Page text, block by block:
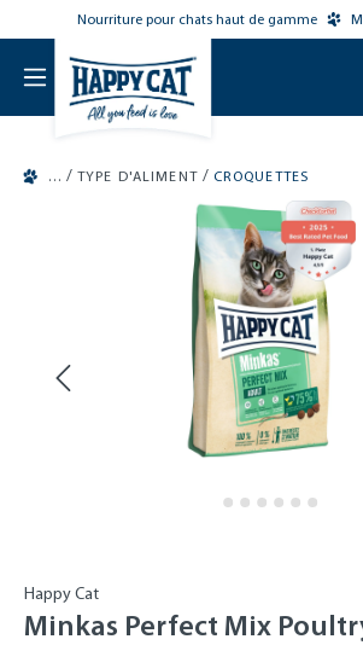
main contentNourriture pour chats haut de gamme
/ TYPE D'ALIMENT / CROQUETTES
Happy Cat
Minkas Perfect Mix